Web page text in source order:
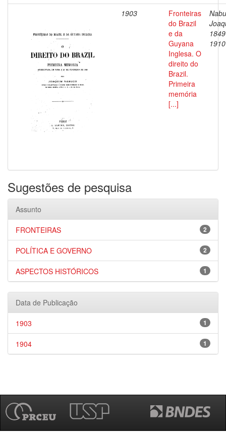
1903
Fronteiras
do Brazil
e da
Guyana
Inglesa. O
direito do
Brazil.
Primeira
memória
[...]
1910
Sugestões de pesquisa
Assunto
2
FRONTEIRAS
2
POLÍTICA E GOVERNO
1
ASPECTOS HISTÓRICOS
Data de Publicação
1
1903
1
1904